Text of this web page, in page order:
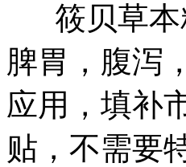
筱贝草本
脾胃，腹泻
应用，填补
贴，不需要